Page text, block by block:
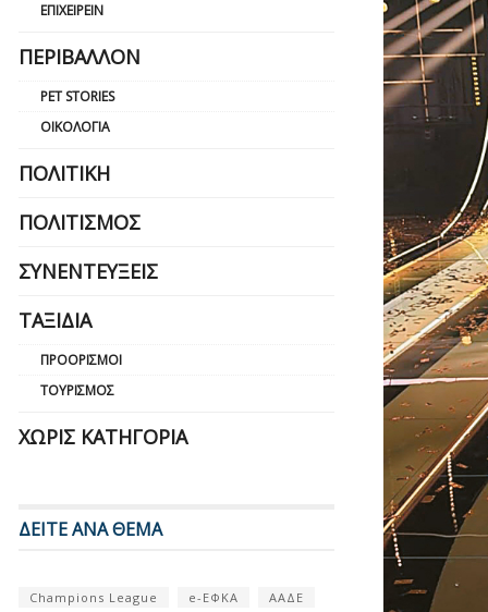
ΕΠΙΧΕΙΡΕΊΝ
ΠΕΡΙΒΆΛΛΟΝ
PET STORIES
ΟΙΚΟΛΟΓΊΑ
ΠΟΛΙΤΙΚΉ
ΠΟΛΙΤΙΣΜΌΣ
ΣΥΝΕΝΤΕΎΞΕΙΣ
ΤΑΞΊΔΙΑ
ΠΡΟΟΡΙΣΜΟΊ
ΤΟΥΡΙΣΜΌΣ
ΧΩΡΊΣ ΚΑΤΗΓΟΡΊΑ
ΔΕΙΤΕ ΑΝΑ ΘΕΜΑ
Champions League e-ΕΦΚΑ
ΑΑΔΕ